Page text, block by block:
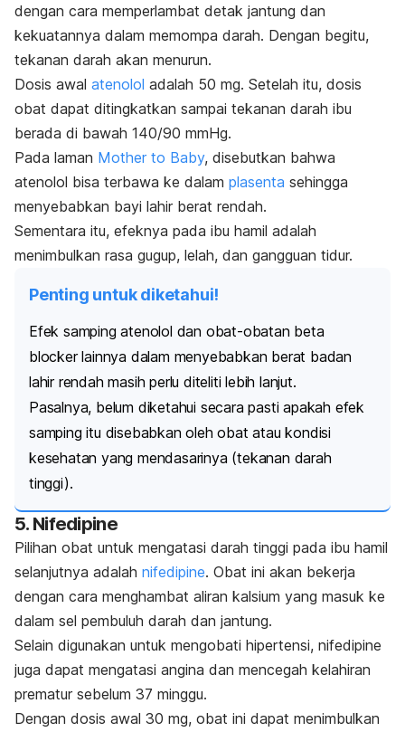
dengan cara memperlambat detak jantung dan
kekuatannya dalam memompa darah. Dengan begitu,
tekanan darah akan menurun.
Dosis awal atenolol adalah 50 mg. Setelah itu, dosis
obat dapat ditingkatkan sampai tekanan darah ibu
berada di bawah 140/90 mmHg.
Pada laman Mother to Baby, disebutkan bahwa
atenolol bisa terbawa ke dalam plasenta sehingga
menyebabkan bayi lahir berat rendah.
Sementara itu, efeknya pada ibu hamil adalah
menimbulkan rasa gugup, lelah, dan gangguan tidur.
Penting untuk diketahui!
Efek samping atenolol dan obat-obatan beta
blockerlainnya dalam menyebabkan berat badan
lahir rendah masih perlu diteliti lebih lanjut.
Pasalnya, belum diketahui secara pasti apakah efek
samping itu disebabkan oleh obat atau kondisi
kesehatan yang mendasarinya (tekanan darah
tinggi).
5. Nifedipine
Pilihan obat untuk mengatasi darah tinggi pada ibu hamil
selanjutnya adalah nifedipine. Obat ini akan bekerja
dengan cara menghambat aliran kalsium yang masuk ke
dalam sel pembuluh darah dan jantung.
Selain digunakan untuk mengobati hipertensi, nifedipine
juga dapat mengatasi angina dan mencegah kelahiran
prematur sebelum 37 minggu.
Dengan dosis awal 30 mg, obat ini dapat menimbulkan